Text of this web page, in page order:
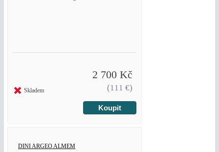
2 700 Kč
(111 €)
Skladem
DINI ARGEO ALMEM